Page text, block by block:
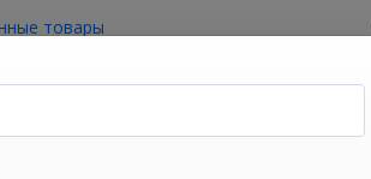
товары